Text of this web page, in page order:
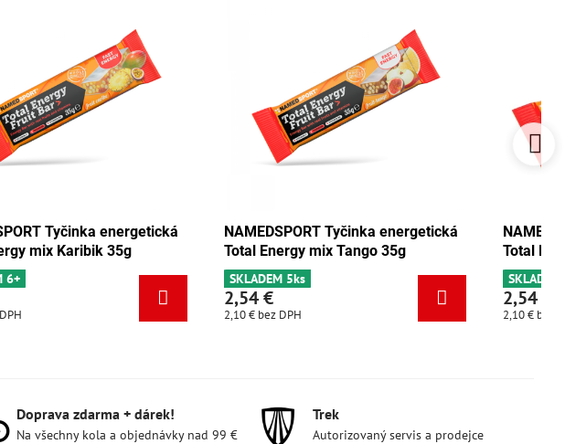
NAMEDSPORT Tyčinka energetická
Total Energy mix Tango 35g
SKLADEM 5ks
2,10 €
NAMEDSPORT Tyčinka energetická
Total Energy pistácie 35g
SKLADEM 3ks
2,10 €
Doprava zdarma + dárek!
Na všechny kola a objednávky nad 99 €
Trek
Autorizovaný servis a prodejce